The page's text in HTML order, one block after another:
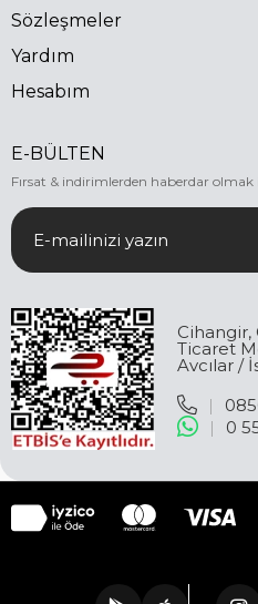
Sözleşmeler
Yardım
Hesabım
E-BÜLTEN
Fırsat & indirimlerden haberdar olmak
Cihangir,
Ticaret
Avcılar /
|
|
0